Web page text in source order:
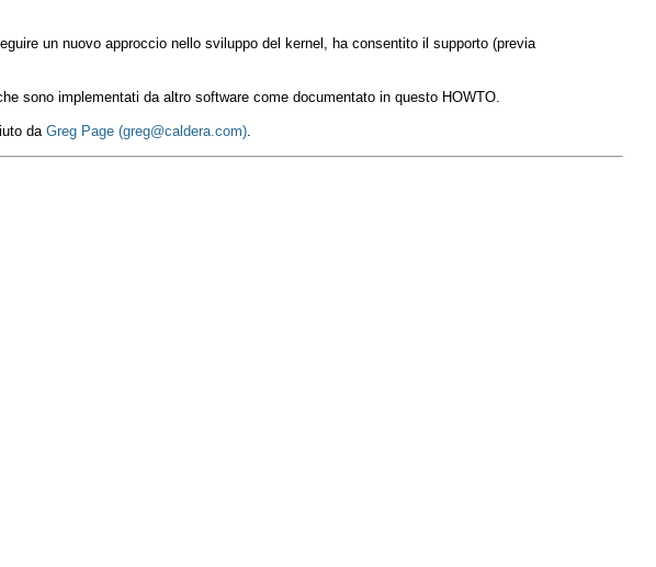
un nuovo approccio nello sviluppo del kernel, ha consentito il supporto (previa
sono implementati da altro software come documentato in questo HOWTO.
da Greg Page (greg@caldera.com).